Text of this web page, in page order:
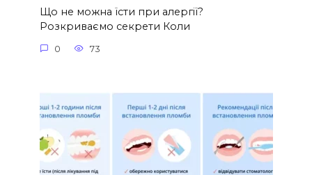
Що не можна їсти при алергії?
Розкриваємо секрети Коли
0 73